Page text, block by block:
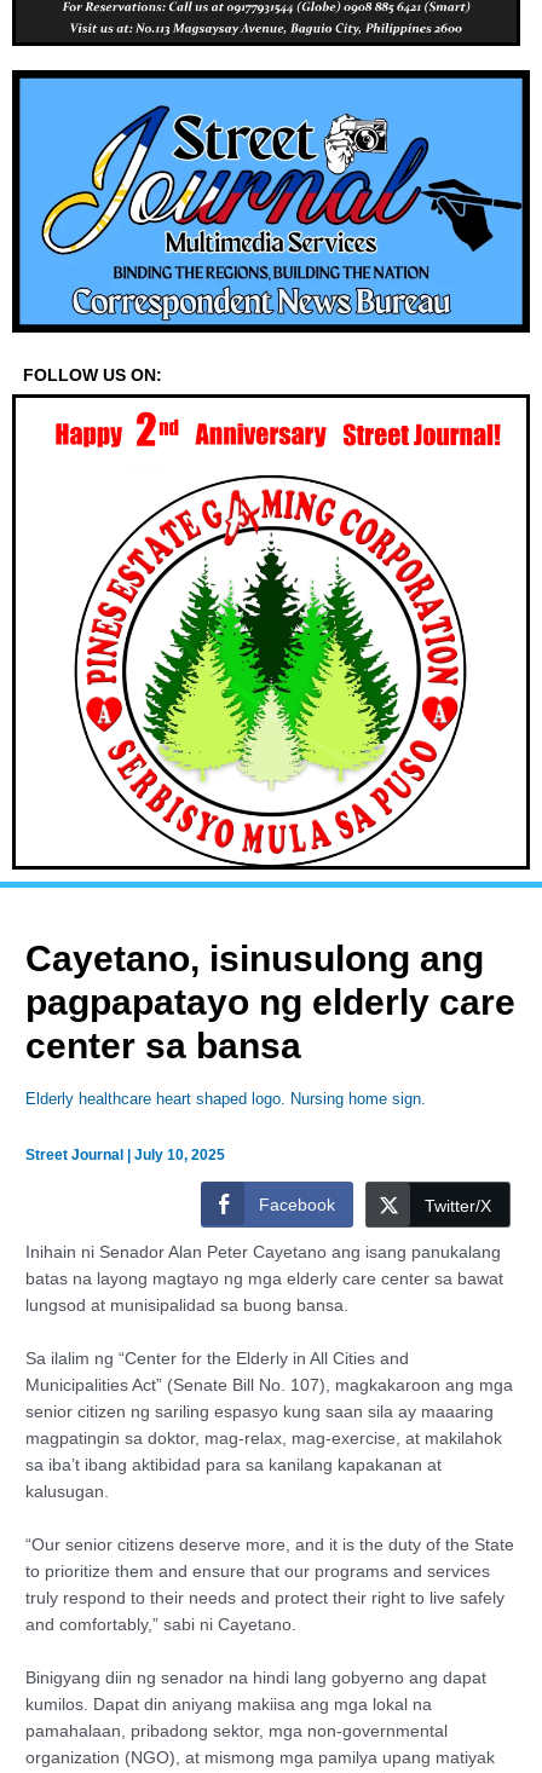
FOLLOW US ON:
Cayetano, isinusulong ang
pagpapatayo ng elderly care
center sa bansa
Elderly healthcare heart shaped logo. Nursing home sign.
Street Journal |July 10, 2025
Facebook Twitter/X
Inihain ni Senador Alan Peter Cayetano ang isang panukalang
batas na layong magtayo ng mga elderly care center sa bawat
lungsod at munisipalidad sa buong bansa.
Sa ilalim ng “Center for the Elderly in All Cities and
Municipalities Act” (Senate Bill No. 107), magkakaroon ang mga
senior citizen ng sariling espasyo kung saan sila ay maaaring
magpatingin sa doktor, mag-relax, mag-exercise, at makilahok
sa iba’t ibang aktibidad para sa kanilang kapakanan at
kalusugan.
“Our senior citizens deserve more, and it is the duty of the State
to prioritize them and ensure that our programs and services
truly respond to their needs and protect their right to live safely
and comfortably,” sabi ni Cayetano.
Binigyang diin ng senador na hindi lang gobyerno ang dapat
kumilos. Dapat din aniyang makiisa ang mga lokal na
pamahalaan, pribadong sektor, mga non-governmental
organization (NGO), at mismong mga pamilya upang matiyak